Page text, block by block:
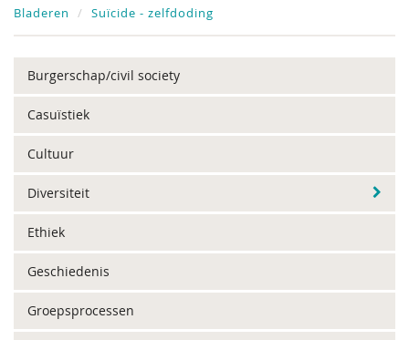
Bladeren Suïcide - zelfdoding
Burgerschap/civil society
Casuïstiek
Cultuur
Diversiteit
Ethiek
Geschiedenis
Groepsprocessen